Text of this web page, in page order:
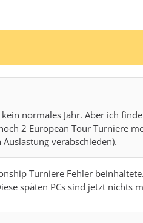
normales Jahr. Aber ich
2 European Tour Turniere
verabschieden).
Turniere Fehler
späten PCs sind jetzt